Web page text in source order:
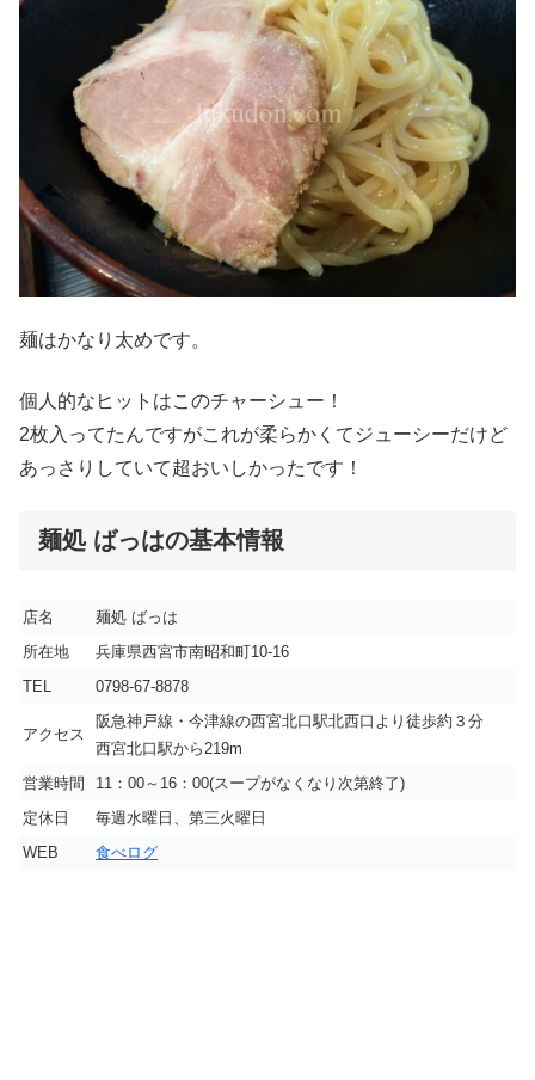
麺はかなり太めです。
個人的なヒットはこのチャーシュー！
2枚入ってたんですがこれが柔らかくてジューシーだけど
あっさりしていて超おいしかったです！
麺処 ばっはの基本情報
店名
麺処 ばっは
所在地
兵庫県西宮市南昭和町10-16
TEL
0798-67-8878
アクセス
阪急神戸線・今津線の西宮北口駅北西口より徒歩約３分
西宮北口駅から219m
営業時間
11：00～16：00(スープがなくなり次第終了)
定休日
毎週水曜日、第三火曜日
WEB
食べログ